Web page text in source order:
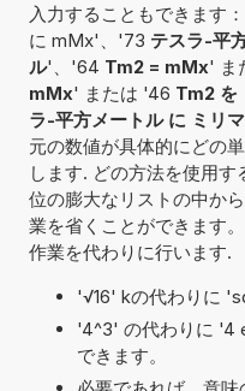
入力することもできます
に mMx'、'73 テスラ-平
ル'、'64 Tm2 = mMx' ま
mMx' または '46 Tm2 を
ラ-平方メートル に ミリ
元の数値が具体的にどの
します. どの方法を使用
位の膨大なリストの中か
業を省くことができます
作業を代わりに行います.
'√16' kの代わりに
'4^3' の代わりに '4
できます。